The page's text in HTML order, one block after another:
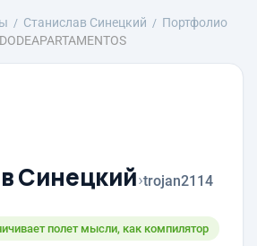
Станислав Синецкий
Портфолио
Синецкий›trojan2114
полет мысли, как компилятор